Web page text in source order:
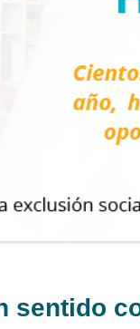
sentido